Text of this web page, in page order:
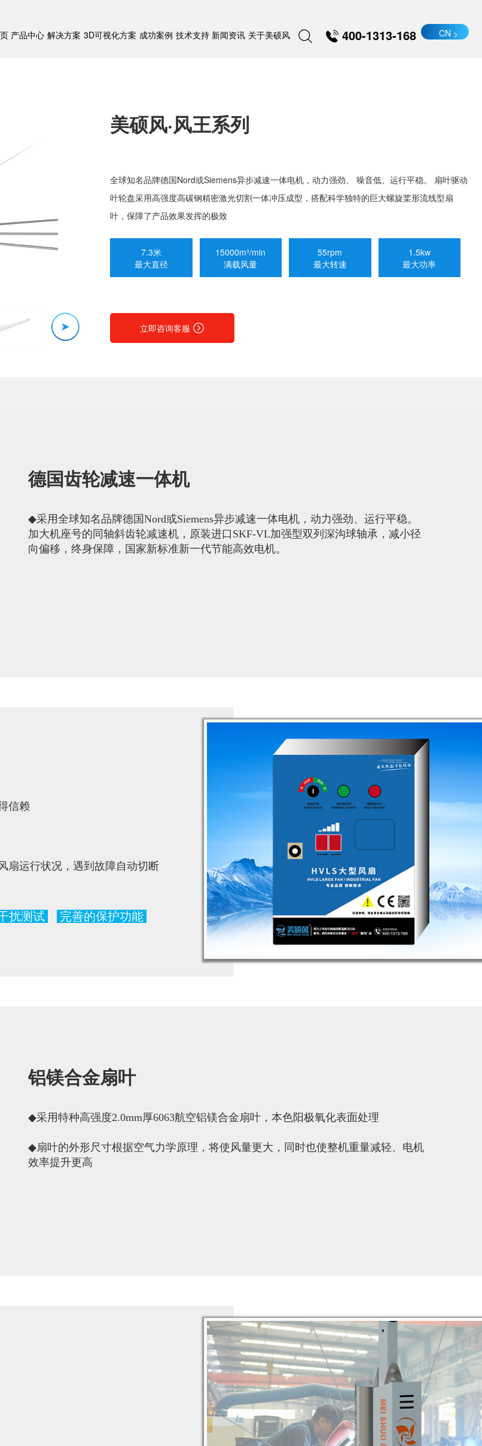
产品中心 解决方案 3D可视化方案 成功案例 技术支持 新闻资讯 关于美硕风 400-1313-168 CN
美硕风·风王系列
全球知名品牌德国Nord或Siemens异步减速一体电机，动力强劲、 噪音低、运行平稳。 扇叶驱动
叶轮盘采用高强度高碳钢精密激光切割一体冲压成型，搭配科学独特的巨大螺旋桨形流线型扇
叶，保障了产品效果发挥的极致
7.3米
最大直径
15000m³/min
满载风量
55rpm
最大转速
1.5kw
最大功率
立即咨询客服
德国齿轮减速一体机
◆采用全球知名品牌德国Nord或Siemens异步减速一体电机，动力强劲、运行平稳。
加大机座号的同轴斜齿轮减速机，原装进口SKF-VL加强型双列深沟球轴承，减小径
向偏移，终身保障，国家新标准新一代节能高效电机。
信赖
扇运行状况，遇到故障自动切断
扰测试 完善的保护功能
铝镁合金扇叶
◆采用特种高强度2.0mm厚6063航空铝镁合金扇叶，本色阳极氧化表面处理
◆扇叶的外形尺寸根据空气力学原理，将使风量更大，同时也使整机重量减轻、电机
效率提升更高